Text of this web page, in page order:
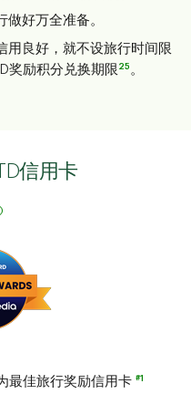
做好万全准备。
用良好，就不设旅行时间限
奖励积分兑换期限25 。
信用卡
最佳旅行奖励信用卡 #1